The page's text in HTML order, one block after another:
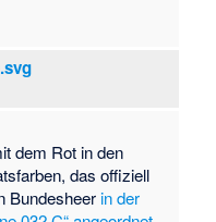
dem Rot in den
das offiziell
Bundesheer in der